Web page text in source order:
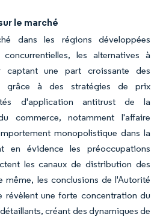
le marché
dans les régions développées
les alternatives à
captant une part croissante des
grâce à des stratégies de prix
d'application antitrust de la
commerce, notamment l'affaire
monopolistique dans la
en évidence les préoccupations
les canaux de distribution des
même, les conclusions de l'Autorité
révèlent une forte concentration du
créant des dynamiques de